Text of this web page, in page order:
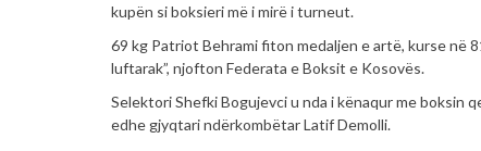
kupën si boksieri më i mirë i turneut.
69 kg Patriot Behrami fiton medaljen e artë, kurse në
luftarak”, njofton Federata e Boksit e Kosovës.
Selektori Shefki Bogujevci u nda i kënaqur me
edhe gjyqtari ndërkombëtar Latif Demolli.